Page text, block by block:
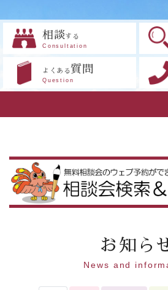
相談する
Consultation
よくある質問
Question
お知ら
News and